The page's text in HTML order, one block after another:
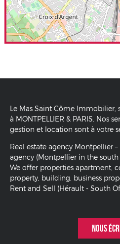
Le Mas Saint Côme Immobilier,
à MONTPELLIER & PARIS. Nos
gestion et location sont à votre
Real estate agency Montpellier
agency (Montpellier in the south
We offer properties apartment,
property, building, business
Rent and Sell (Hérault - South Of
NOUS